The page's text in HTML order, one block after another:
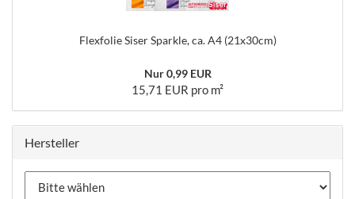
Flexfolie Siser Sparkle, ca. A4 (21x30cm)
Nur 0,99 EUR
15,71 EUR pro m²
Hersteller